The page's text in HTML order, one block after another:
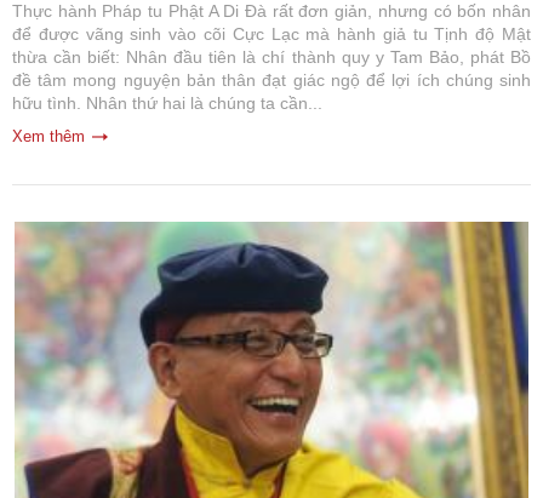
Thực hành Pháp tu Phật A Di Đà rất đơn giản, nhưng có bốn nhân
để được vãng sinh vào cõi Cực Lạc mà hành giả tu Tịnh độ Mật
thừa cần biết: Nhân đầu tiên là chí thành quy y Tam Bảo, phát Bồ
đề tâm mong nguyện bản thân đạt giác ngộ để lợi ích chúng sinh
hữu tình. Nhân thứ hai là chúng ta cần...
Xem thêm